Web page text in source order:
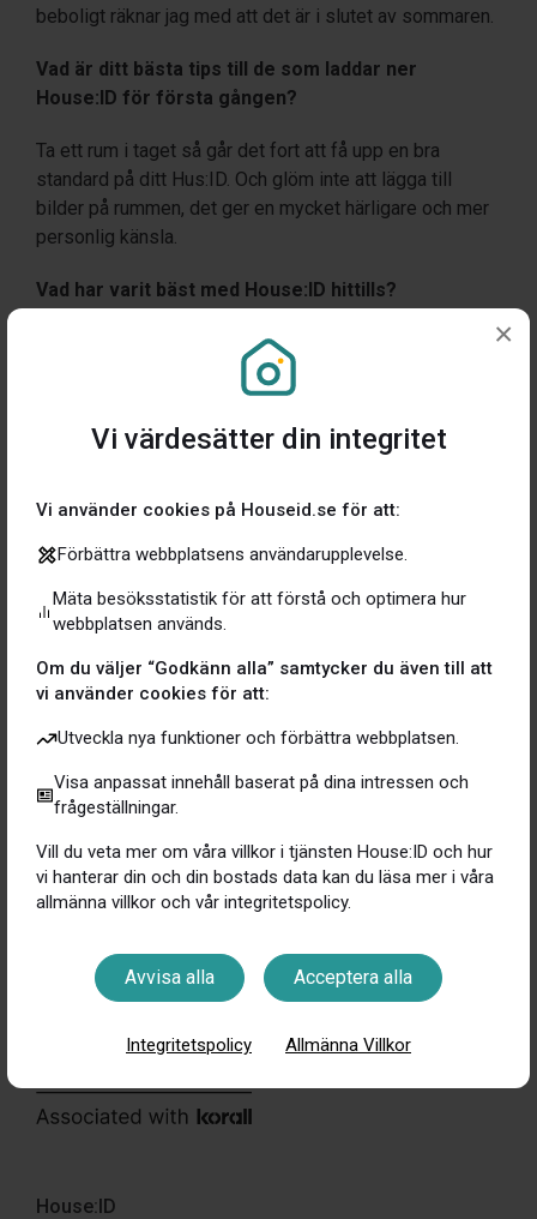
Vi värdesätter din integritet
Vi använder cookies på Houseid.se för att:
Förbättra webbplatsens användarupplevelse.
Mäta besöksstatistik för att förstå och optimera hur
webbplatsen används.
Om du väljer “Godkänn alla” samtycker du även till att
vi använder cookies för att:
Utveckla nya funktioner och förbättra webbplatsen.
Visa anpassat innehåll baserat på dina intressen och
frågeställningar.
Vill du veta mer om våra villkor i tjänsten House:ID och hur
vi hanterar din och din bostads data kan du läsa mer i våra
allmänna villkor och vår integritetspolicy.
Avvisa alla Acceptera alla
Integritetspolicy Allmänna Villkor
×
beboligt räknar jag med att det är i slutet av sommaren.
Vad är ditt bästa tips till de som laddar ner
House:ID för första gången?
Ta ett rum i taget så går det fort att få upp en bra
standard på ditt Hus:ID. Och glöm inte att lägga till
bilder på rummen, det ger en mycket härligare och mer
personlig känsla.
Vad har varit bäst med House:ID hittills?
Räntejämförelsen! Jag är säljare och tävlingsmänniska
och vill alltid ha de bästa villkoren. Det är perfekt att
kunna jämföra min ränta med alla andras faktiska ränta!
Det ger trygghet i att jag ligger rätt till.
Nu har jag full koll på både huset i Limhamn och
sommarboendet på Österlen. Sen väntar jag på att
House:ID lanserar i Spanien så att jag kan addera mitt
Har du något tips till House:ID?
Drygt 2 miljoner produkter att scanna är mycket, men
det räcker inte riktigt för en totalrenovering så fortsätt
arbeta på att lägga till produkter och leverantörer.
House:ID